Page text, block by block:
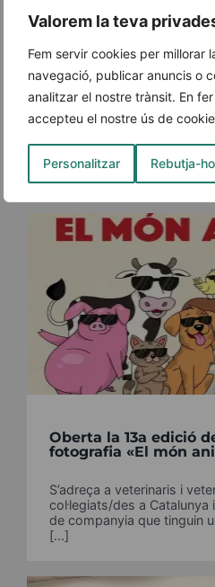
Valorem la teva
Fem servir cookies per millorar
navegació, publicar anuncis o
analitzar el nostre trànsit. En
accepteu el nostre ús de
Personalitzar Rebutja-
Vacances amb un
companyia: consells
seguretat i prevenir
Revisar la documentació,
extremar les precaucions
algunes de les mesures
Oberta la 13a edició
fotografia «El món
S’adreça a veterinaris i
col·legiats/des a Catalunya
de companyia que tinguin
[...]